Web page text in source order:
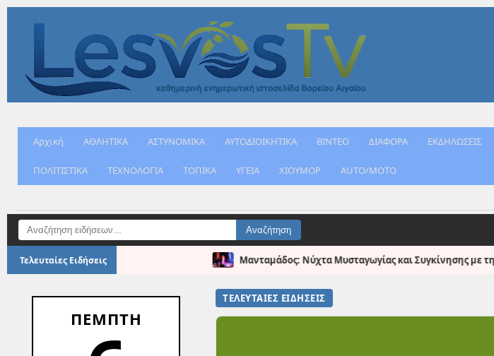
Αρχική ΑΘΛΗΤΙΚΑ ΑΣΤΥΝΟΜΙΚΑ ΑΥΤΟΔΙΟΙΚΗΤΙΚΑ ΒΙΝΤΕΟ ΔΙΑΦΟΡΑ ΕΚΔΗΛΩΣΕΙΣ
ΠΟΛΙΤΙΣΤΙΚΑ ΤΕΧΝΟΛΟΓΙΑ ΤΟΠΙΚΑ ΥΓΕΙΑ ΧΙΟΥΜΟΡ AUTO/MOTO
Τελευταίες ΕιδήσειςΜανταμάδος: Νύχτα Μυσταγωγίας και Συγκίνησης με τη Ρίτα Αντωνοπούλου και τον
ΠΕΜΠΤΗ
ΤΕΛΕΥΤΑΙΕΣ ΕΙΔΗΣΕΙΣ